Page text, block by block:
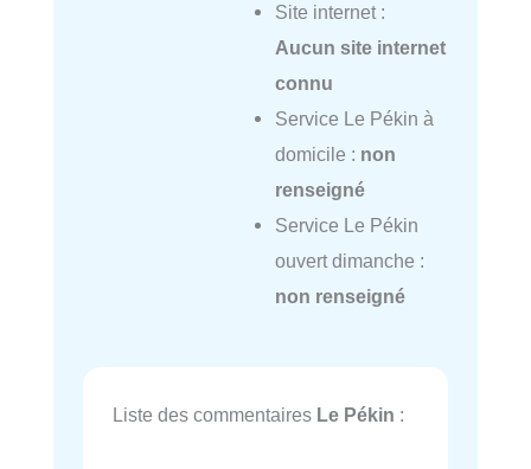
Site internet :
Aucun site internet
connu
Service Le Pékin à
domicile : non
renseigné
Service Le Pékin
ouvert dimanche :
non renseigné
Liste des commentaires Le Pékin :